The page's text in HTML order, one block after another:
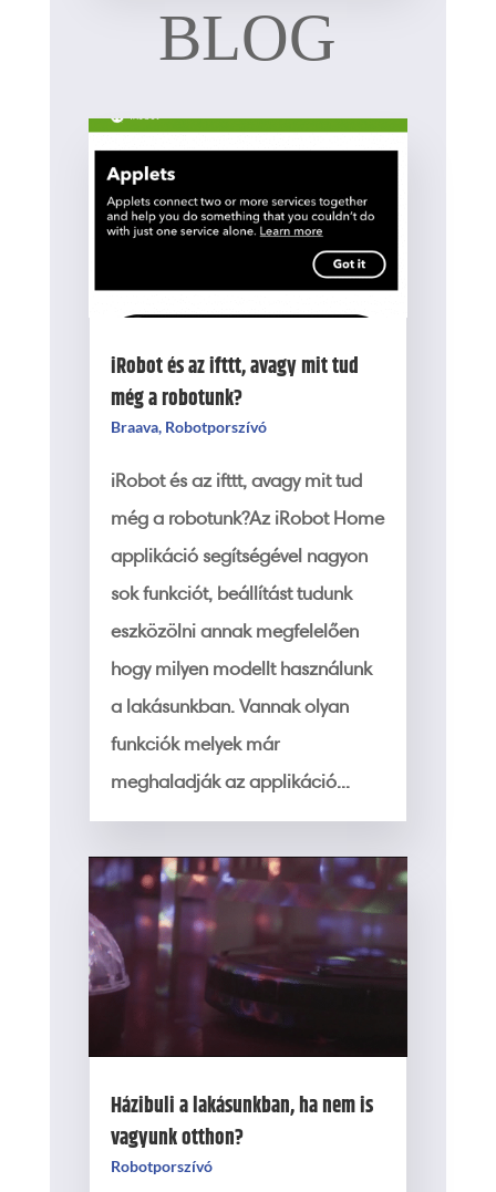
BLOG
iRobot és az ifttt, avagy mit tud
még a robotunk?
Braava, Robotporszívó
iRobot és az ifttt, avagy mit tud
még a robotunk?Az iRobot Home
applikáció segítségével nagyon
sok funkciót, beállítást tudunk
eszközölni annak megfelelően
hogy milyen modellt használunk
a lakásunkban. Vannak olyan
funkciók melyek már
meghaladják az applikáció...
Házibuli a lakásunkban, ha nem is
vagyunk otthon?
Robotporszívó